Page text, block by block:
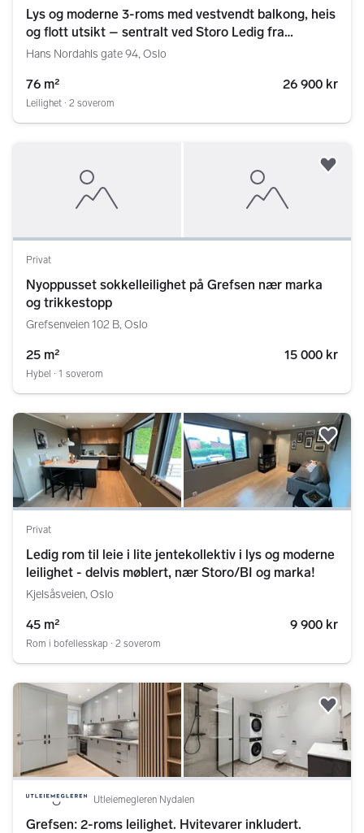
Lys og moderne 3-roms med vestvendt balkong, heis
og flott utsikt – sentralt ved Storo Ledig fra
september 2026
Hans Nordahls gate 94, Oslo
76 m² 26 900 kr
Leilighet ∙ 2 soverom
Privat
Nyoppusset sokkelleilighet på Grefsen nær marka
og trikkestopp
Grefsenveien 102 B, Oslo
25 m² 15 000 kr
Hybel ∙ 1 soverom
Privat
Ledig rom til leie i lite jentekollektiv i lys og moderne
leilighet - delvis møblert, nær Storo/BI og marka!
Kjelsåsveien, Oslo
45 m² 9 900 kr
Rom i bofellesskap ∙ 2 soverom
Utleiemegleren Nydalen
Grefsen: 2-roms leilighet. Hvitevarer inkludert.